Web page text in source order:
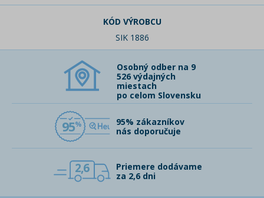
KÓD VÝROBCU
SIK 1886
Osobný odber na 9
526 výdajných
miestach
po celom Slovensku
95
95% zákazníkov
nás doporučuje
2,6
Priemere dodávame
za 2,6 dni